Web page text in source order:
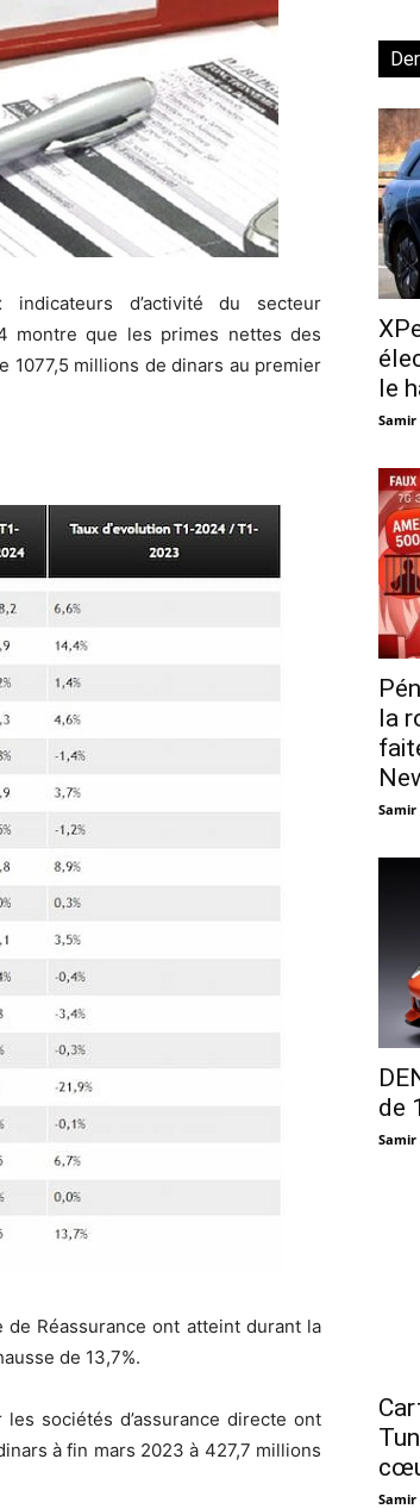
indicateurs d’activité du secteur
montre que les primes nettes des
1077,5 millions de dinars au premier
Réassurance ont atteint durant la
de 13,7%.
sociétés d’assurance directe ont
à fin mars 2023 à 427,7 millions
le
Samir
la
Samir
de
Samir
Samir